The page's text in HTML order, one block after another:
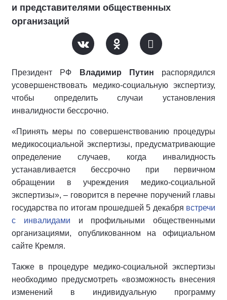
и представителями общественных
организаций
Президент РФ Владимир Путин распорядился
усовершенствовать медико-социальную экспертизу,
чтобы определить случаи установления
инвалидности бессрочно.
«Принять меры по совершенствованию процедуры
медикосоциальной экспертизы, предусматривающие
определение случаев, когда инвалидность
устанавливается бессрочно при первичном
обращении в учреждения медико-социальной
экспертизы», – говорится в перечне поручений главы
государства по итогам прошедшей 5 декабря встречи
с инвалидами и профильными общественными
организациями, опубликованном на официальном
сайте Кремля.
Также в процедуре медико-социальной экспертизы
необходимо предусмотреть «возможность внесения
изменений в индивидуальную программу